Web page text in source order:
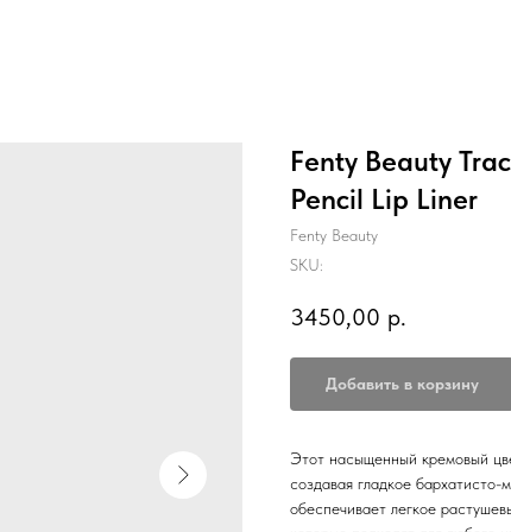
Fenty Beauty
Pencil Lip Liner
Fenty Beauty
SKU:
3450,00 р.
Добавить в корзину
Этот насыщенный кремовый
создавая гладкое
обеспечивает легкое